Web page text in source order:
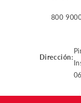
800
Dirección: